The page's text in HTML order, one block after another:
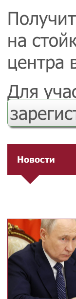
на
центра
Для
Новости